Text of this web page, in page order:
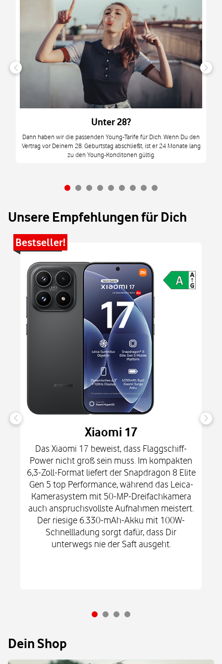
Unter 28?
Dann haben wir die passenden Young-Tarife für Dich. Wenn Du den
Vertrag vor Deinem 28. Geburtstag abschließt, ist er 24 Monate lang
zu den Young-Konditonen gültig.
Unsere Empfehlungen für Dich
Bestseller!
Xiaomi 17
Das Xiaomi 17 beweist, dass Flaggschiff-
Power nicht groß sein muss. Im kompakten
6,3-Zoll-Format liefert der Snapdragon 8 Elite
Gen 5 top Performance, während das Leica-
Kamerasystem mit 50-MP-Dreifachkamera
auch anspruchsvollste Aufnahmen meistert.
Der riesige 6.330-mAh-Akku mit 100W-
Schnellladung sorgt dafür, dass Dir
unterwegs nie der Saft ausgeht.
Dein Shop